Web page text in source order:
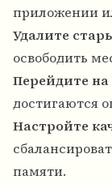
приложении
Удалите
освободить
Перейдите
достигаются
Настройте
памяти.